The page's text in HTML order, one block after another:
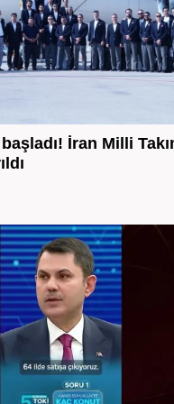
İran Milli